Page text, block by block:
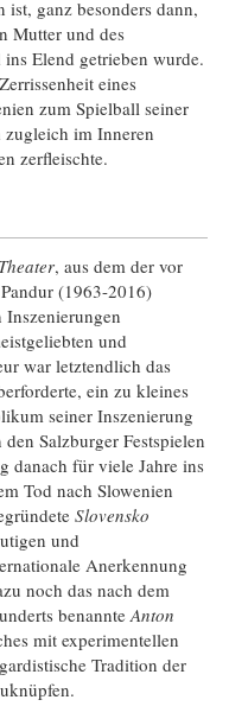
ganz besonders dann,
Mutter und des
Elend getrieben wurde.
eines
zum Spielball seiner
zugleich im Inneren
zerfleischte.
, aus dem der vor
(1963-2016)
Inszenierungen
und
war letztendlich das
ein zu kleines
seiner Inszenierung
Salzburger Festspielen
danach für viele Jahre ins
Tod nach Slowenien
Slovensko
und
Anerkennung
noch das nach dem
benannteAnton
mit experimentellen
Tradition der